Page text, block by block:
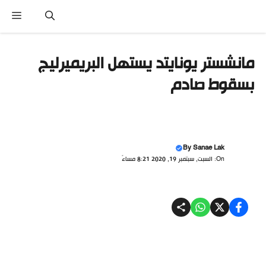
مانشستر يونايتد يستهل البريميرليج
بسقوط صادم
BySanae Lak
On: السبت, سبتمبر 19, 2020 8:21 مساءً